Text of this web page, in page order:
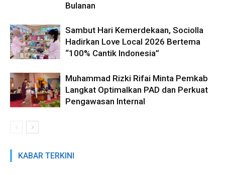
Bulanan
Sambut Hari Kemerdekaan, Sociolla
Hadirkan Love Local 2026 Bertema
“100% Cantik Indonesia”
Muhammad Rizki Rifai Minta Pemkab
Langkat Optimalkan PAD dan Perkuat
Pengawasan Internal
KABAR TERKINI